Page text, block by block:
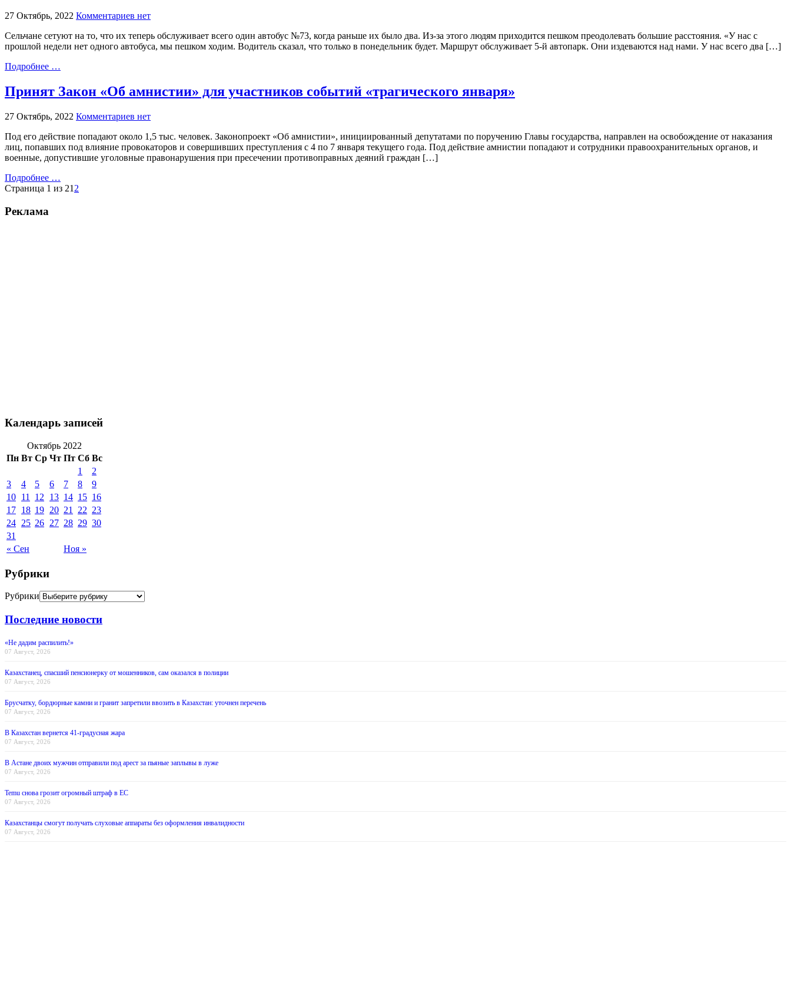
27 Октябрь, 2022 Комментариев нет
Сельчане сетуют на то, что их теперь обслуживает всего один автобус №73, когда раньше их было два. Из-за этого людям приходится пешком преодолевать большие расстояния. «У нас с
прошлой недели нет одного автобуса, мы пешком ходим. Водитель сказал, что только в понедельник будет. Маршрут обслуживает 5-й автопарк. Они издеваются над нами. У нас всего два […]
Подробнее …
Принят Закон «Об амнистии» для участников событий «трагического января»
27 Октябрь, 2022 Комментариев нет
Под его действие попадают около 1,5 тыс. человек. Законопроект «Об амнистии», инициированный депутатами по поручению Главы государства, направлен на освобождение от наказания
лиц, попавших под влияние провокаторов и совершивших преступления с 4 по 7 января текущего года. Под действие амнистии попадают и сотрудники правоохранительных органов, и
военные, допустившие уголовные правонарушения при пресечении противоправных деяний граждан […]
Подробнее …
Страница 1 из 21 2
Реклама
Календарь записей
Октябрь 2022
Пн Вт Ср Чт Пт Сб Вс
« Сен Ноя »
1
2
3
4 5 6 7 8
9
10 11 12 13 14 15 16
17 18 19 20 21 22 23
24 25 26 27 28 29 30
31
Рубрики
Рубрики
Последние новости
«Не дадим распилить!»
07 Август, 2026
Казахстанец, спасший пенсионерку от мошенников, сам оказался в полиции
07 Август, 2026
Брусчатку, бордюрные камни и гранит запретили ввозить в Казахстан: уточнен перечень
07 Август, 2026
В Казахстан вернется 41-градусная жара
07 Август, 2026
В Астане двоих мужчин отправили под арест за пьяные заплывы в луже
07 Август, 2026
Temu снова грозит огромный штраф в ЕС
07 Август, 2026
Казахстанцы смогут получать слуховые аппараты без оформления инвалидности
07 Август, 2026